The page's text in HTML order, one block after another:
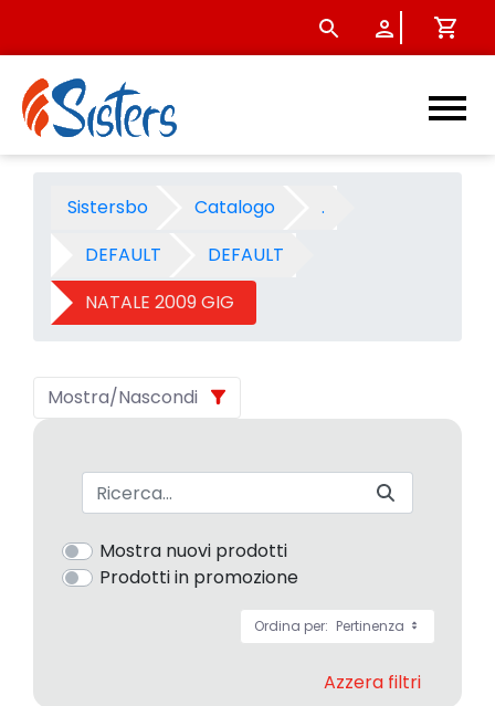
NATALE 2009 GIG -
Sistersbo Catalogo
.
DEFAULT
DEFAULT
NATALE 2009 GIG
Mostra/Nascondi
Barra di ricerca
Mostra nuovi prodotti
Prodotti in promozione
Ordina per: Pertinenza
Azzera filtri